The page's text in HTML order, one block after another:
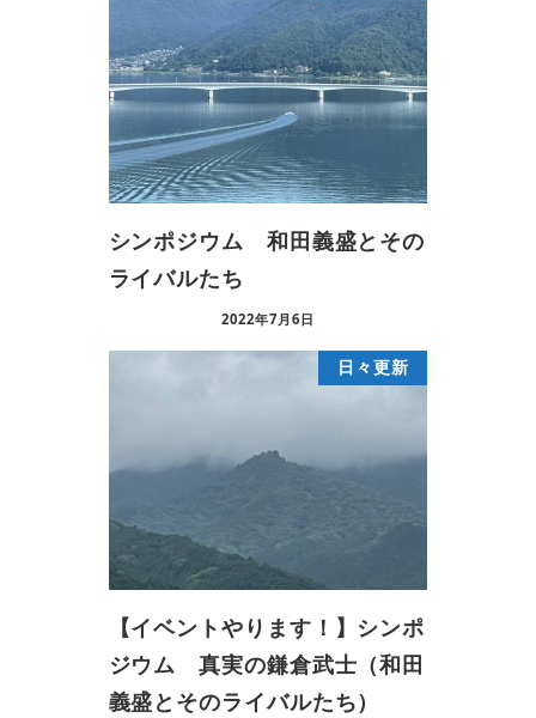
シンポジウム 和田義盛とその
ライバルたち
2022年7月6日
日々更新
【イベントやります！】シンポ
ジウム 真実の鎌倉武士（和田
義盛とそのライバルたち）